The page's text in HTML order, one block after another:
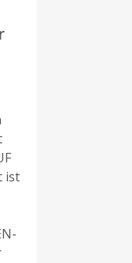
ist